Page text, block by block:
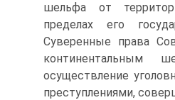
шельфа от
пределах его
Суверенные права
континентальным
осуществление
преступлениями,